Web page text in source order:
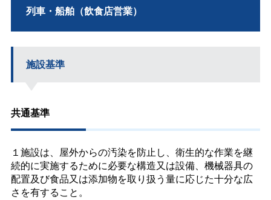
列車・船舶（飲食店営業）
施設基準
共通基準
１施設は、屋外からの汚染を防止し、衛生的な作業を継
続的に実施するために必要な構造又は設備、機械器具の
配置及び食品又は添加物を取り扱う量に応じた十分な広
さを有すること。